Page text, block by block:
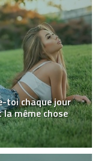
toi chaque jour
la même chose